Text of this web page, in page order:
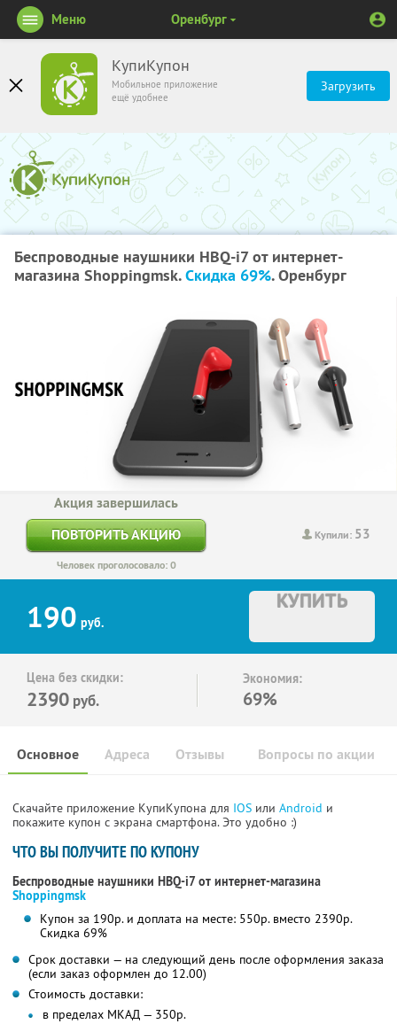
КупиКупон
Мобильное приложение
ещё удобнее
Загрузить
Меню Оренбург
Беспроводные наушники HBQ-i7 от интернет-
магазина Shoppingmsk.Скидка 69%. Оренбург
Купили: 53
Акция завершилась
ПОВТОРИТЬ АКЦИЮ
Человек проголосовало: 0
190 руб.
КУПИТЬ
Цена без скидки:
2390 руб.
Экономия:
69%
Основное Отзывы Вопросы по акции
Адреса
Скачайте приложение КупиКупона для IOS или Android и
покажите купон с экрана смартфона. Это удобно :)
ЧТО ВЫ ПОЛУЧИТЕ ПО КУПОНУ
Беспроводные наушники HBQ-i7 от интернет-магазина
Shoppingmsk
Купон за 190р. и доплата на месте: 550р. вместо 2390р.
Скидка 69%
Срок доставки — на следующий день после оформления заказа
(если заказ оформлен до 12.00)
Стоимость доставки:
в пределах МКАД — 350р.